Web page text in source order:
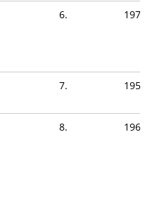
6. 1972
7. 1959
8. 1967